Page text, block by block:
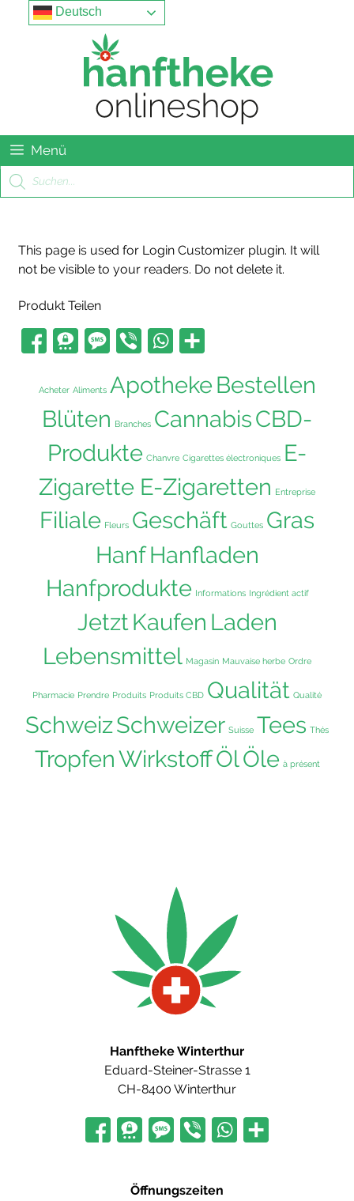
Springe
Menu
Menü
Products
search
This page is used for Login Customizer plugin. It will
not be visible to your readers. Do not delete it.
Produkt Teilen
Acheter Aliments ApothekeBestellen
Blüten
Branches CannabisCBD-
Produkte Chanvre Cigarettes électroniques E-
Zigarette E-Zigaretten
Entreprise
Filiale Fleurs Geschäft Gouttes Gras
HanfHanfladen
Hanfprodukte Informations Ingrédient actif
JetztKaufen Laden
Lebensmittel Magasin Mauvaise herbe Ordre
Pharmacie Prendre Produits Produits CBD Qualität Qualité
SchweizSchweizer Suisse Tees Thés
TropfenWirkstoffÖlÖle à présent
Hanftheke Winterthur
Eduard-Steiner-Strasse 1
CH-8400 Winterthur
Öffnungszeiten
Deutsch